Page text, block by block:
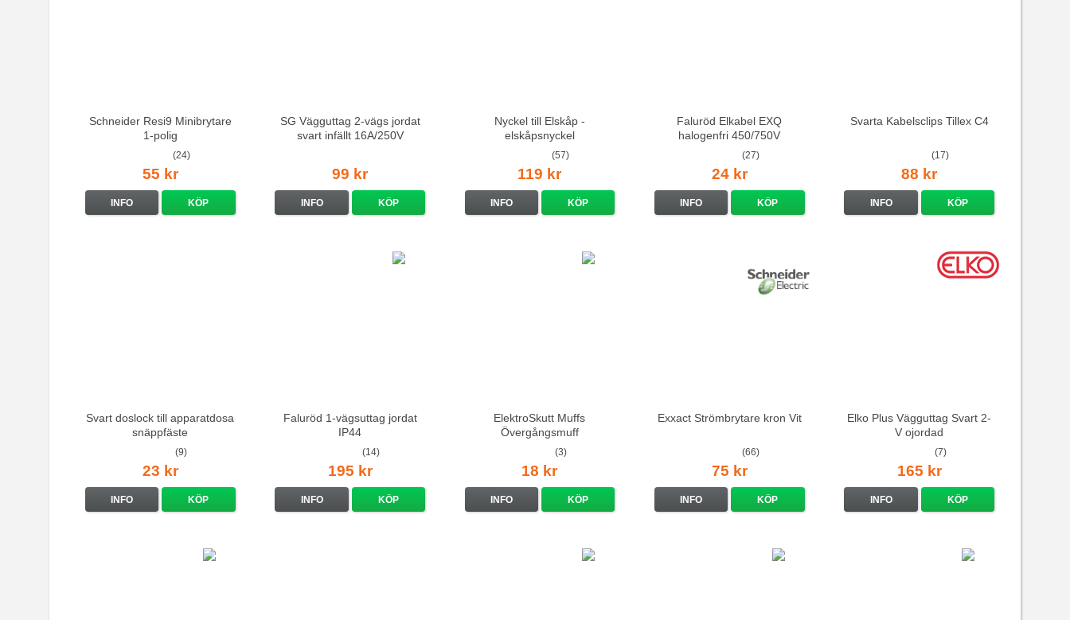
Schneider Resi9 Minibrytare
1-polig
(24)
55 kr
INFO KÖP
SG Vägguttag 2-vägs jordat
svart infällt 16A/250V
99 kr
INFO KÖP
Nyckel till Elskåp -
elskåpsnyckel
(57)
119 kr
INFO KÖP
Faluröd Elkabel EXQ
halogenfri 450/750V
(27)
24 kr
INFO KÖP
Svarta Kabelsclips Tillex C4
(17)
88 kr
INFO KÖP
Svart doslock till apparatdosa
snäppfäste
(9)
23 kr
INFO KÖP
Faluröd 1-vägsuttag jordat
IP44
(14)
195 kr
INFO KÖP
ElektroSkutt Muffs
Övergångsmuff
(3)
18 kr
INFO KÖP
Exxact Strömbrytare kron Vit
(66)
75 kr
INFO KÖP
Elko Plus Vägguttag Svart 2-
V ojordad
(7)
165 kr
INFO KÖP